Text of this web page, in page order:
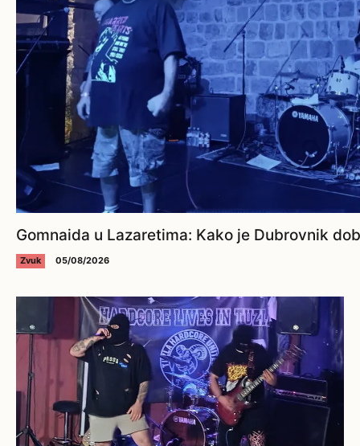
Gomnaida u Lazaretima: Kako je Dubrovnik
Zvuk 05/08/2026